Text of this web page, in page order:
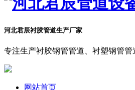
河北君辰衬胶管道生产厂家
专注生产衬胶钢管管道、衬塑钢管管
网站首页